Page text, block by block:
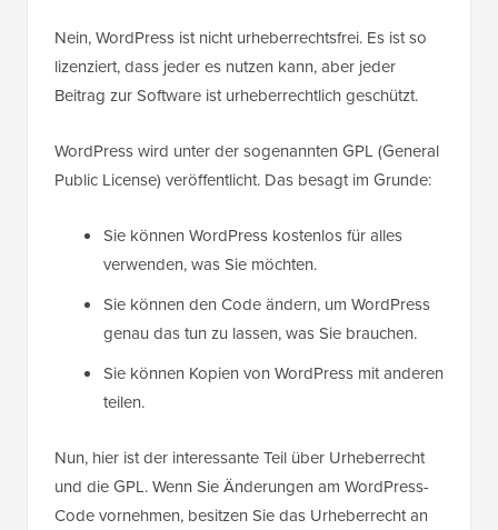
Nein, WordPress ist nicht urheberrechtsfrei. Es ist so
lizenziert, dass jeder es nutzen kann, aber jeder
Beitrag zur Software ist urheberrechtlich geschützt.
WordPress wird unter der sogenannten GPL (General
Public License) veröffentlicht. Das besagt im Grunde:
Sie können WordPress kostenlos für alles
verwenden, was Sie möchten.
Sie können den Code ändern, um WordPress
genau das tun zu lassen, was Sie brauchen.
Sie können Kopien von WordPress mit anderen
teilen.
Nun, hier ist der interessante Teil über Urheberrecht
und die GPL. Wenn Sie Änderungen am WordPress-
Code vornehmen, besitzen Sie das Urheberrecht an